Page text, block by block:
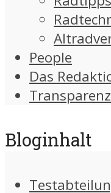
People
Das
Bloginhalt